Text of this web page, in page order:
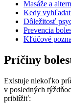
Masáže a
Kedy
Dôležitosť
Prevencia
Kľúčové
Príčiny
Existuje niekoľko
v posledných
priblížiť: